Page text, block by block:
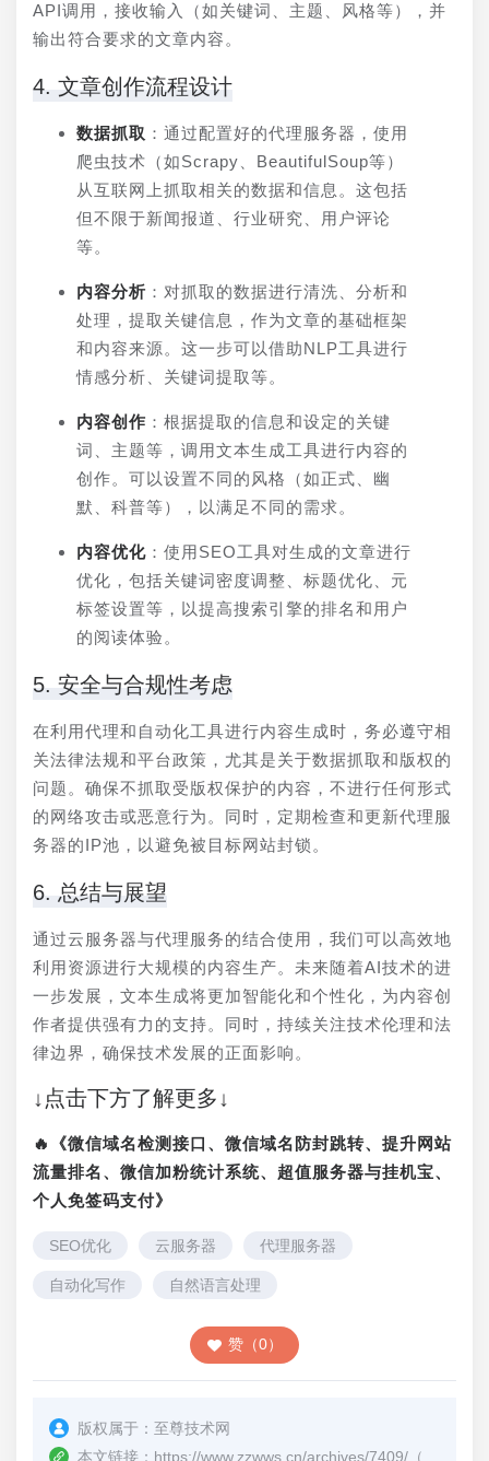
API调用，接收输入（如关键词、主题、风格等），并
输出符合要求的文章内容。
4. 文章创作流程设计
数据抓取 ：通过配置好的代理服务器，使用
爬虫技术（如Scrapy、BeautifulSoup等）
从互联网上抓取相关的数据和信息。这包括
但不限于新闻报道、行业研究、用户评论
等。
内容分析 ：对抓取的数据进行清洗、分析和
处理，提取关键信息，作为文章的基础框架
和内容来源。这一步可以借助NLP工具进行
情感分析、关键词提取等。
内容创作 ：根据提取的信息和设定的关键
词、主题等，调用文本生成工具进行内容的
创作。可以设置不同的风格（如正式、幽
默、科普等），以满足不同的需求。
内容优化 ：使用SEO工具对生成的文章进行
优化，包括关键词密度调整、标题优化、元
标签设置等，以提高搜索引擎的排名和用户
的阅读体验。
5. 安全与合规性考虑
在利用代理和自动化工具进行内容生成时，务必遵守相
关法律法规和平台政策，尤其是关于数据抓取和版权的
问题。确保不抓取受版权保护的内容，不进行任何形式
的网络攻击或恶意行为。同时，定期检查和更新代理服
务器的IP池，以避免被目标网站封锁。
6. 总结与展望
通过云服务器与代理服务的结合使用，我们可以高效地
利用资源进行大规模的内容生产。未来随着AI技术的进
一步发展，文本生成将更加智能化和个性化，为内容创
作者提供强有力的支持。同时，持续关注技术伦理和法
律边界，确保技术发展的正面影响。
↓点击下方了解更多↓
🔥《微信域名检测接口、微信域名防封跳转、提升网站
流量排名、微信加粉统计系统、超值服务器与挂机宝、
个人免签码支付》
SEO优化 云服务器 代理服务器
自动化写作 自然语言处理
赞（0）
版权属于： 至尊技术网
本文链接： https://www.zzwws.cn/archives/7409/ （转载时请注明本文出处及文章链接）